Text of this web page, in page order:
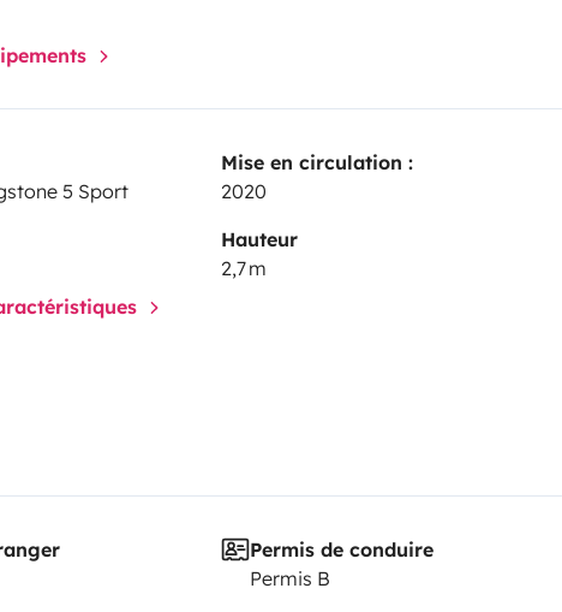
5 Sport
Mise en circulation :
2020
Hauteur
2,7 m
Permis de conduire
Permis B